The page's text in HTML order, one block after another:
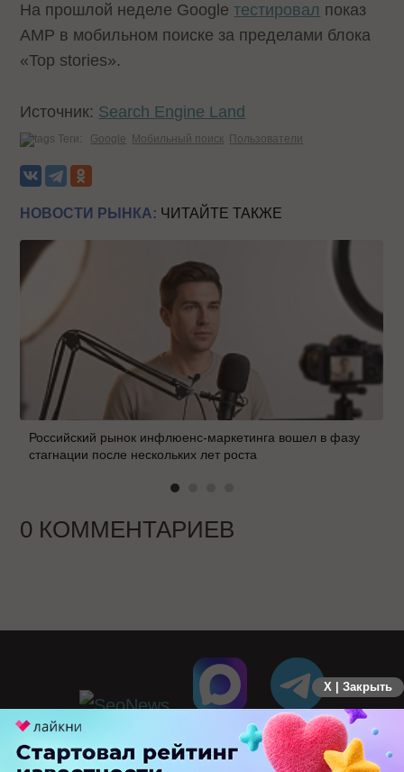
На прошлой неделе Googleтестировал показ
AMP в мобильном поиске за пределами блока
«Top stories».
Источник: Search Engine Land
Теги: Google Мобильный поиск Пользователи
НОВОСТИ РЫНКА: ЧИТАЙТЕ ТАКЖЕ
Российский рынок инфлюенс-маркетинга вошел в фазу
стагнации после нескольких лет роста
0 КОММЕНТАРИЕВ
X | Закрыть
ПЕРЕЙТИ НА ПОЛНУЮ ВЕРСИЮ